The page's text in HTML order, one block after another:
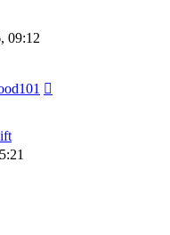
09:12